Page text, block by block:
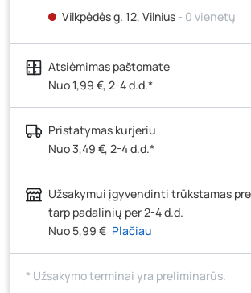
Vilkpėdės g. 12, Vilnius - 0 vienetų
Ateities g. 15, Vilnius- 0 vienetų
Kauno r., Narsiečių k., Vytauto g. 183,
vienetai
Šilutės pl. 83A, Klaipėda- 0 vienetų
Pramonės g. 7, Šiauliai
Klaipėdos g. 170R, Panevėžys
J. Basanavičiaus g. 6, Utena
Novočėbės k. 3, Kėdainiai
Skuodo g. 41, Mažeikiai- 3 vienetai
Atsiėmimas paštomate
Nuo 1,99 €, 2-4 d.d.*
Pristatymas kurjeriu
Nuo 3,49 €, 2-4 d.d.*
Užsakymui įgyvendinti trūkstamas
tarp padalinių per 2-4 d.d.
Nuo 5,99 € Plačiau
* Užsakymo terminai yra preliminarūs.